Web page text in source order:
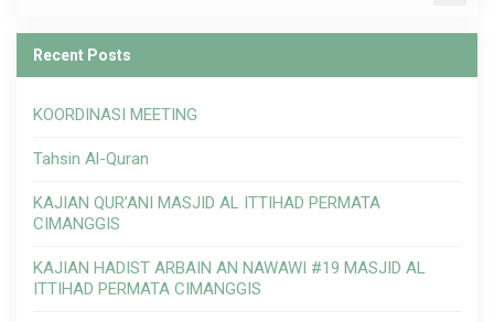
Recent Posts
KOORDINASI MEETING
Tahsin Al-Quran
KAJIAN QUR’ANI MASJID AL ITTIHAD PERMATA
CIMANGGIS
KAJIAN HADIST ARBAIN AN NAWAWI #19 MASJID AL
ITTIHAD PERMATA CIMANGGIS